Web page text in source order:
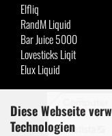
Diese Webseite
Technologien
Elfliq
RandM Liquid
Bar Juice 5000
Lovesticks Liqit
Elux Liquid